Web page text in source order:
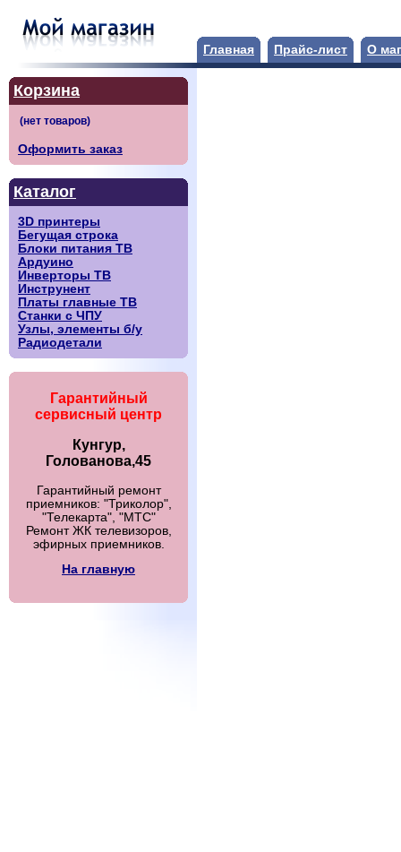
Главная Прайс-лист О
Корзина
Оформить заказ
Каталог
3D принтеры
Бегущая строка
Блоки питания ТВ
Ардуино
Инверторы ТВ
Инструнент
Платы главные ТВ
Станки с ЧПУ
Узлы, элементы б/у
Радиодетали
Гарантийный
сервисный центр
Кунгур,
Голованова,45
Гарантийный ремонт
приемников: "Триколор",
"Телекарта", "МТС"
Ремонт ЖК телевизоров,
эфирных приемников.
На главную